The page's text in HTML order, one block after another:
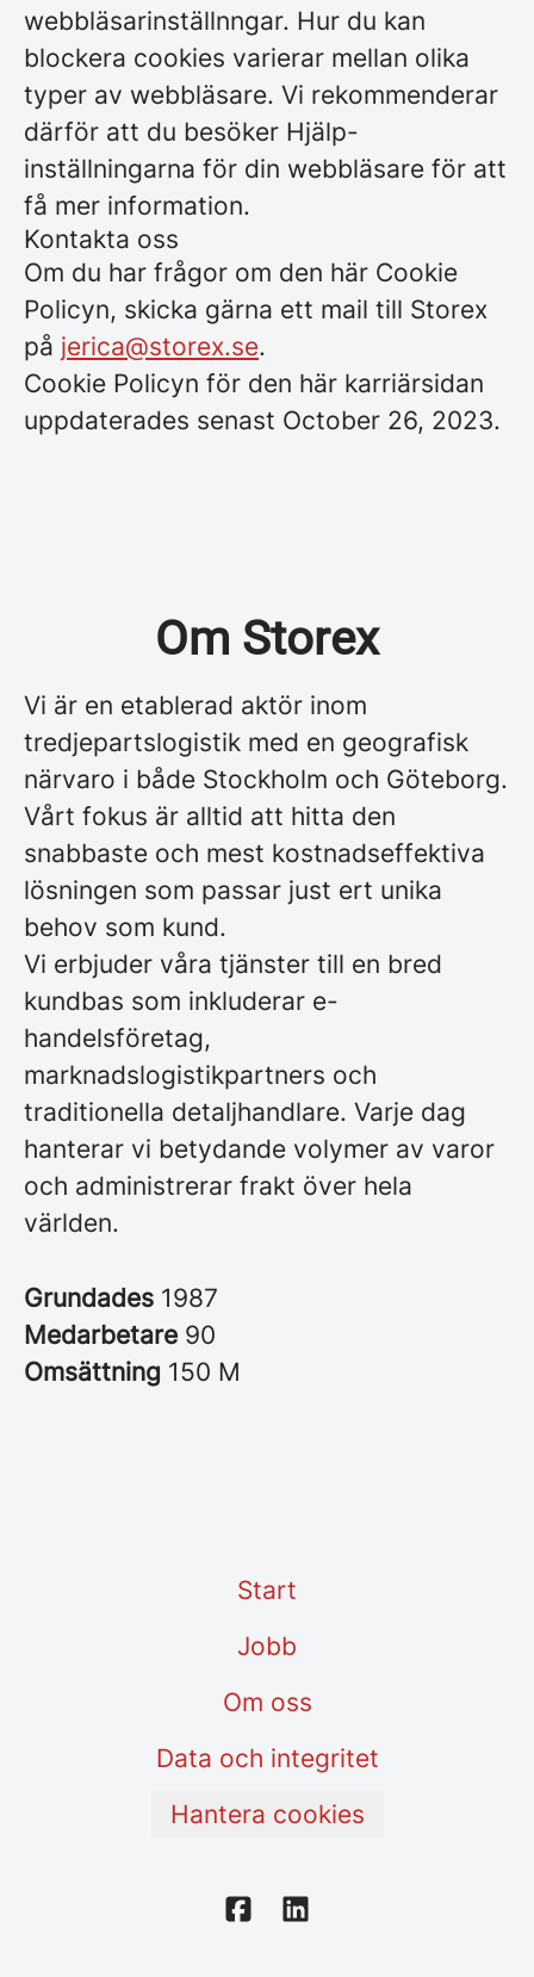
webbläsarinställnngar. Hur du kan
blockera cookies varierar mellan olika
typer av webbläsare. Vi rekommenderar
därför att du besöker Hjälp-
inställningarna för din webbläsare för att
få mer information.
Kontakta oss
Om du har frågor om den här Cookie
Policyn, skicka gärna ett mail till Storex
på jerica@storex.se.
Cookie Policyn för den här karriärsidan
uppdaterades senast October 26, 2023.
Om Storex
Vi är en etablerad aktör inom
tredjepartslogistik med en geografisk
närvaro i både Stockholm och Göteborg.
Vårt fokus är alltid att hitta den
snabbaste och mest kostnadseffektiva
lösningen som passar just ert unika
behov som kund.
Vi erbjuder våra tjänster till en bred
kundbas som inkluderar e-
handelsföretag,
marknadslogistikpartners och
traditionella detaljhandlare. Varje dag
hanterar vi betydande volymer av varor
och administrerar frakt över hela
världen.
Grundades 1987
Medarbetare 90
Omsättning 150 M
Start
Jobb
Om oss
Data och integritet
Hantera cookies